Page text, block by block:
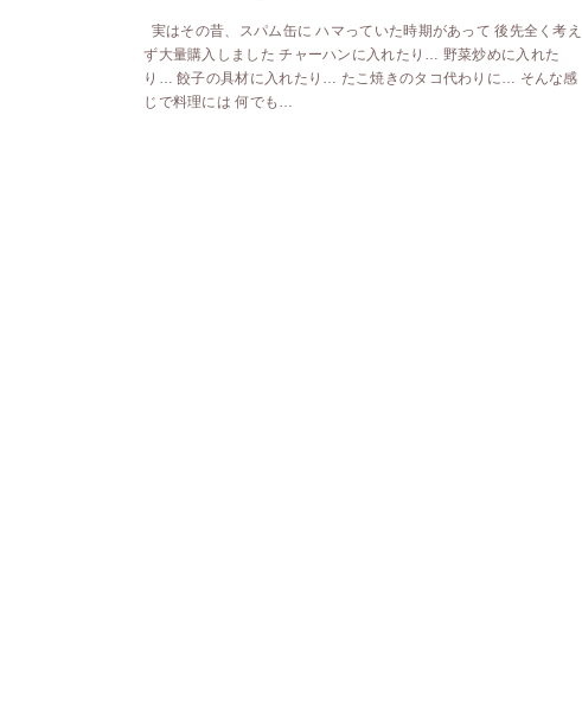
実はその昔、スパム缶に ハマっていた時期があって 後先全く考え
ず大量購入しました チャーハンに入れたり… 野菜炒めに入れた
り… 餃子の具材に入れたり… たこ焼きのタコ代わりに… そんな感
じで料理には 何でも…